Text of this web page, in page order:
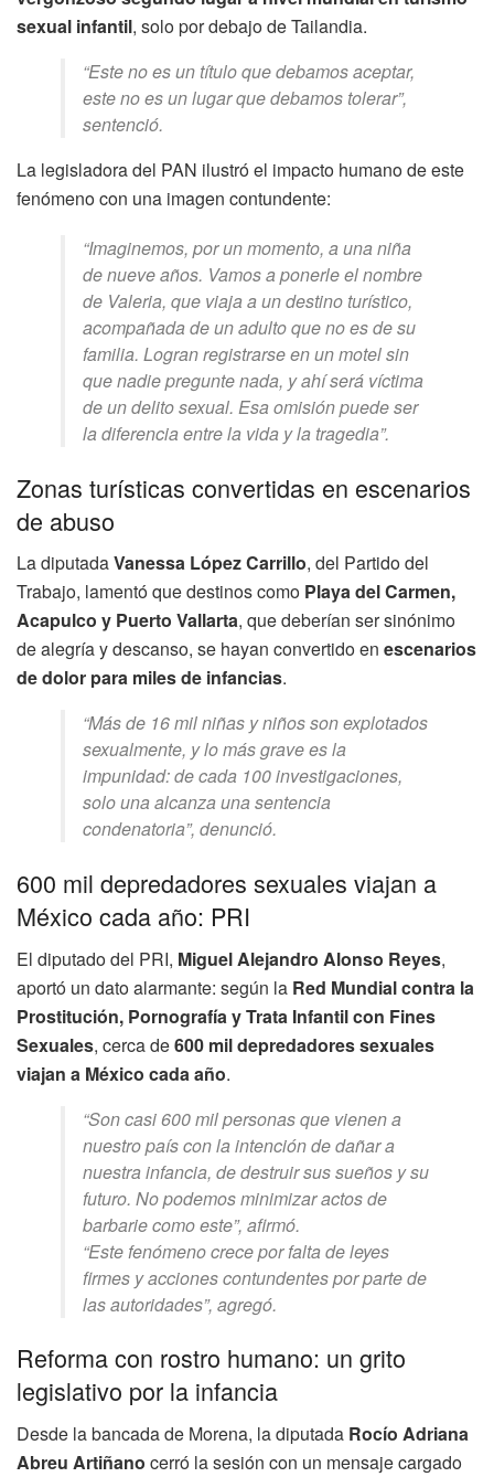
sexual infantil, solo por debajo de Tailandia.
“Este no es un título que debamos aceptar,
este no es un lugar que debamos tolerar”,
sentenció.
La legisladora del PAN ilustró el impacto humano de este
fenómeno con una imagen contundente:
“Imaginemos, por un momento, a una niña
de nueve años. Vamos a ponerle el nombre
de Valeria, que viaja a un destino turístico,
acompañada de un adulto que no es de su
familia. Logran registrarse en un motel sin
que nadie pregunte nada, y ahí será víctima
de un delito sexual. Esa omisión puede ser
la diferencia entre la vida y la tragedia”.
Zonas turísticas convertidas en escenarios
de abuso
La diputadaVanessa López Carrillo, del Partido del
Trabajo, lamentó que destinos como Playa del Carmen,
Acapulco y Puerto Vallarta, que deberían ser sinónimo
de alegría y descanso, se hayan convertido en escenarios
de dolor para miles de infancias.
“Más de 16 mil niñas y niños son explotados
sexualmente, y lo más grave es la
impunidad: de cada 100 investigaciones,
solo una alcanza una sentencia
condenatoria”, denunció.
600 mil depredadores sexuales viajan a
México cada año: PRI
El diputado del PRI, Miguel Alejandro Alonso Reyes,
aportó un dato alarmante: según la Red Mundial contra la
Prostitución, Pornografía y Trata Infantil con Fines
Sexuales, cerca de600 mil depredadores sexuales
viajan a México cada año.
“Son casi 600 mil personas que vienen a
nuestro país con la intención de dañar a
nuestra infancia, de destruir sus sueños y su
futuro. No podemos minimizar actos de
barbarie como este”, afirmó.
“Este fenómeno crece por falta de leyes
firmes y acciones contundentes por parte de
las autoridades”, agregó.
Reforma con rostro humano: un grito
legislativo por la infancia
Desde la bancada de Morena, la diputada Rocío Adriana
Abreu Artiñano cerró la sesión con un mensaje cargado